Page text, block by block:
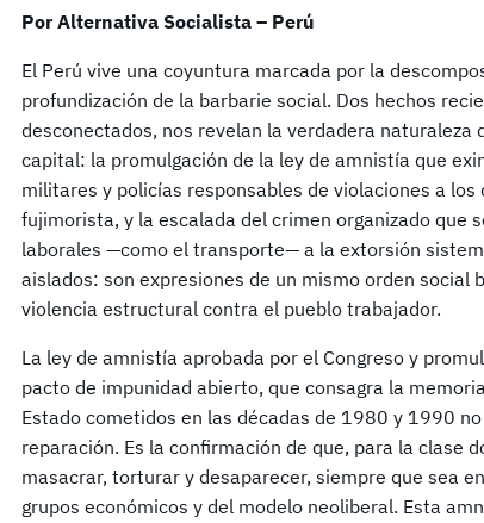
Por Alternativa Socialista – Perú
El Perú vive una coyuntura marcada por la
profundización de la barbarie social. Dos hechos
desconectados, nos revelan la verdadera naturaleza
capital: la promulgación de la ley de amnistía que
militares y policías responsables de violaciones a
fujimorista, y la escalada del crimen organizado que
laborales —como el transporte— a la extorsión
aislados: son expresiones de un mismo orden social
violencia estructural contra el pueblo trabajador.
La ley de amnistía aprobada por el Congreso y
pacto de impunidad abierto, que consagra la
Estado cometidos en las décadas de 1980 y 1990
reparación. Es la confirmación de que, para la clase
masacrar, torturar y desaparecer, siempre que sea
grupos económicos y del modelo neoliberal. Esta